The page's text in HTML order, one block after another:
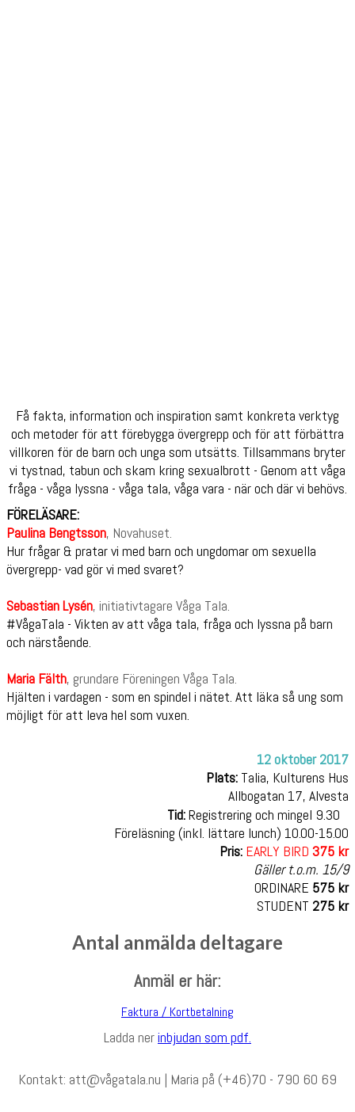
Få fakta, information och inspiration samt konkreta verktyg
och metoder för att förebygga övergrepp och för att förbättra
villkoren för de barn och unga som utsätts. Tillsammans bryter
vi tystnad, tabun och skam kring sexualbrott - Genom att våga
fråga - våga lyssna - våga tala, våga vara - när och där vi behövs.
FÖRELÄSARE:
Paulina Bengtsson, Novahuset.
Hur frågar & pratar vi med barn och ungdomar om sexuella
övergrepp- vad gör vi med svaret?
Sebastian Lysén, initiativtagare Våga Tala.
#VågaTala - Vikten av att våga tala, fråga och lyssna på barn
och närstående.
Maria Fälth, grundare Föreningen Våga Tala.
Hjälten i vardagen - som en spindel i nätet. Att läka så ung som
möjligt för att leva hel som vuxen.
12 oktober 2017
Plats: Talia, Kulturens Hus
Allbogatan 17, Alvesta
Tid:Registrering och mingel 9.30
Föreläsning (inkl. lättare lunch) 10.00-15.00
Pris: EARLY BIRD 375 kr
Gäller t.o.m. 15/9
ORDINARE 575 kr
STUDENT 275 kr
Antal anmälda deltagare
Anmäl er här:
Faktura / Kortbetalning
Ladda nerinbjudan som pdf.
Kontakt: att@vågatala.nu | Maria på (+46)70 - 790 60 69